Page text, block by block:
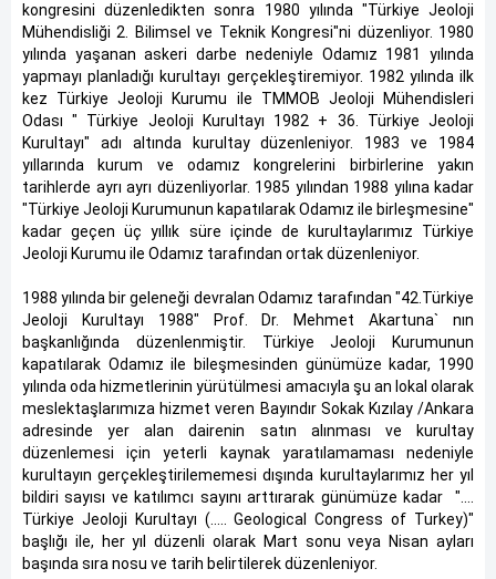
kongresini düzenledikten sonra 1980 yılında "Türkiye Jeoloji
Mühendisliği 2. Bilimsel ve Teknik Kongresi"ni düzenliyor. 1980
yılında yaşanan askeri darbe nedeniyle Odamız 1981 yılında
yapmayı planladığı kurultayı gerçekleştiremiyor. 1982 yılında ilk
kez Türkiye Jeoloji Kurumu ile TMMOB Jeoloji Mühendisleri
Odası " Türkiye Jeoloji Kurultayı 1982 + 36. Türkiye Jeoloji
Kurultayı" adı altında kurultay düzenleniyor. 1983 ve 1984
yıllarında kurum ve odamız kongrelerini birbirlerine yakın
tarihlerde ayrı ayrı düzenliyorlar. 1985 yılından 1988 yılına kadar
"Türkiye Jeoloji Kurumunun kapatılarak Odamız ile birleşmesine"
kadar geçen üç yıllık süre içinde de kurultaylarımız Türkiye
Jeoloji Kurumu ile Odamız tarafından ortak düzenleniyor.
1988 yılında bir geleneği devralan Odamız tarafından "42.Türkiye
Jeoloji Kurultayı 1988" Prof. Dr. Mehmet Akartuna` nın
başkanlığında düzenlenmiştir. Türkiye Jeoloji Kurumunun
kapatılarak Odamız ile bileşmesinden günümüze kadar, 1990
yılında oda hizmetlerinin yürütülmesi amacıyla şu an lokal olarak
meslektaşlarımıza hizmet veren Bayındır Sokak Kızılay /Ankara
adresinde yer alan dairenin satın alınması ve kurultay
düzenlemesi için yeterli kaynak yaratılamaması nedeniyle
kurultayın gerçekleştirilememesi dışında kurultaylarımız her yıl
bildiri sayısı ve katılımcı sayını arttırarak günümüze kadar "….
Türkiye Jeoloji Kurultayı (….. Geological Congress of Turkey)"
başlığı ile, her yıl düzenli olarak Mart sonu veya Nisan ayları
başında sıra nosu ve tarih belirtilerek düzenleniyor.